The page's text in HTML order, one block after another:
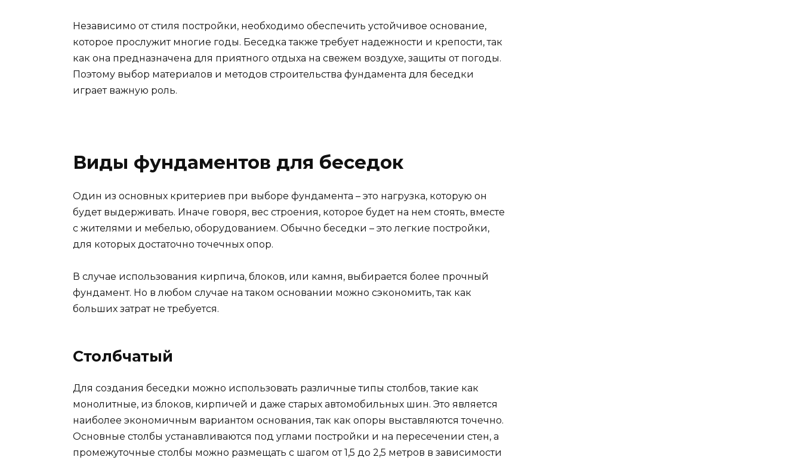
Независимо от стиля постройки, необходимо обеспечить устойчивое основание,
которое прослужит многие годы. Беседка также требует надежности и крепости, так
как она предназначена для приятного отдыха на свежем воздухе, защиты от погоды.
Поэтому выбор материалов и методов строительства фундамента для беседки
играет важную роль.
Виды фундаментов для беседок
Один из основных критериев при выборе фундамента – это нагрузка, которую он
будет выдерживать. Иначе говоря, вес строения, которое будет на нем стоять, вместе
с жителями и мебелью, оборудованием. Обычно беседки – это легкие постройки,
для которых достаточно точечных опор.
В случае использования кирпича, блоков, или камня, выбирается более прочный
фундамент. Но в любом случае на таком основании можно сэкономить, так как
больших затрат не требуется.
Столбчатый
Для создания беседки можно использовать различные типы столбов, такие как
монолитные, из блоков, кирпичей и даже старых автомобильных шин. Это является
наиболее экономичным вариантом основания, так как опоры выставляются точечно.
Основные столбы устанавливаются под углами постройки и на пересечении стен, а
промежуточные столбы можно размещать с шагом от 1,5 до 2,5 метров в зависимости